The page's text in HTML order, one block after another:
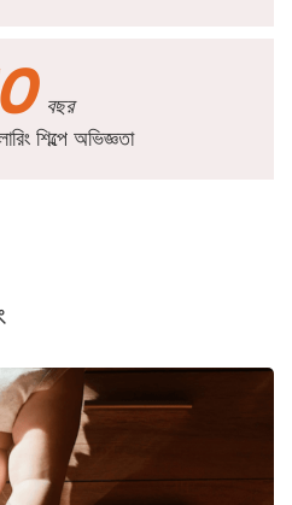
বছর
শিল্পে অভিজ্ঞতা